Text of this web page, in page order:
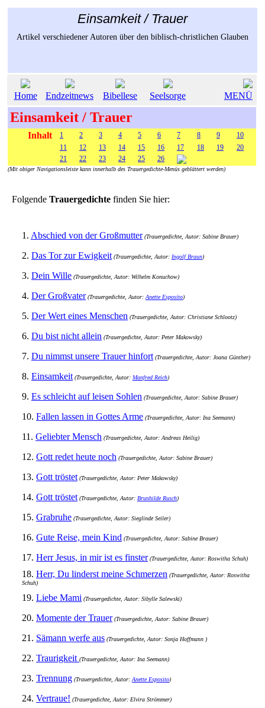
Einsamkeit / Trauer
Artikel verschiedener Autoren über den biblisch-christlichen Glauben
Home Endzeitnews Bibellese Seelsorge MENÜ
Einsamkeit / Trauer
Inhalt 1 2 3 4 5 6 7 8 9
10
11
12 13 14 15 16 17 18 19
20
21
22 23 24 25 26
(Mit obiger Navigationsleiste kann innerhalb des Trauergedichte-Menüs geblättert werden)
Folgende Trauergedichte finden Sie hier:
1. Abschied von der Großmutter(Trauergedichte, Autor: Sabine Brauer)
2. Das Tor zur Ewigkeit (Trauergedichte, Autor: Ingolf Braun)
3. Dein Wille (Trauergedichte, Autor: Wilhelm Konuchow)
4. Der Großvater(Trauergedichte, Autor: Anette Esposito)
5. Der Wert eines Menschen (Trauergedichte, Autor: Christiane Schlootz)
6. Du bist nicht allein (Trauergedichte, Autor: Peter Makowsky)
7. Du nimmst unsere Trauer hinfort (Trauergedichte, Autor: Joana Günther)
8. Einsamkeit (Trauergedichte, Autor: Manfred Reich)
9. Es schleicht auf leisen Sohlen (Trauergedichte, Autor: Sabine Brauer)
10. Fallen lassen in Gottes Arme (Trauergedichte, Autor: Ina Seemann)
11. Geliebter Mensch (Trauergedichte, Autor: Andreas Heilig)
12. Gott redet heute noch (Trauergedichte, Autor: Sabine Brauer)
13. Gott tröstet (Trauergedichte, Autor: Peter Makowsky)
14. Gott tröstet (Trauergedichte, Autor: Brunhilde Rusch)
15. Grabruhe (Trauergedichte, Autor: Sieglinde Seiler)
16. Gute Reise, mein Kind (Trauergedichte, Autor: Sabine Brauer)
17. Herr Jesus, in mir ist es finster(Trauergedichte, Autor: Roswitha Schuh)
18. Herr, Du linderst meine Schmerzen (Trauergedichte, Autor: Roswitha
Schuh)
19. Liebe Mami (Trauergedichte, Autor: Sibylle Salewski)
20. Momente der Trauer(Trauergedichte, Autor: Sabine Brauer)
21. Sämann werfe aus (Trauergedichte, Autor: Sonja Hoffmann )
22. Traurigkeit (Trauergedichte, Autor: Ina Seemann)
23. Trennung (Trauergedichte, Autor: Anette Esposito)
24. Vertraue! (Trauergedichte, Autor: Elvira Strömmer)